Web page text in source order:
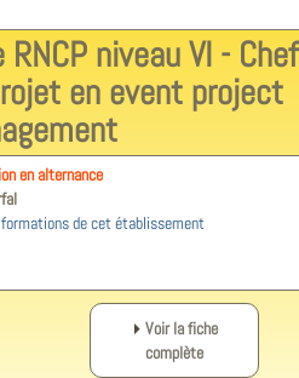
niveau VI - Chef
en event project
en alternance
de cet établissement
Voir la fiche
complète